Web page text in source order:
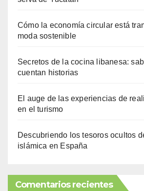
Cómo la economía circular está
moda sostenible
Secretos de la cocina libanesa:
cuentan historias
El auge de las experiencias de
en el turismo
Descubriendo los tesoros ocultos
islámica en España
Comentarios recientes